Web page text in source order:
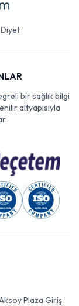
bir sağlık bilgi
altyapısıyla
Plaza Giriş